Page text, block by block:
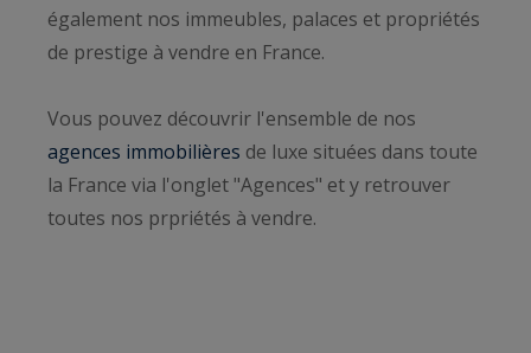
également nos immeubles, palaces et propriétés
de prestige à vendre en France.
Vous pouvez découvrir l'ensemble de nos
agences immobilières de luxe situées dans toute
la France via l'onglet "Agences" et y retrouver
toutes nos prpriétés à vendre.